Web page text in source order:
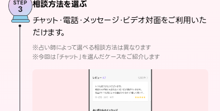
相談方法を選ぶ
チャット・電話・メッセージ・ビデオ対面をご利用いた
だけます。
※占い師によって選べる相談方法は異なります
※今回は「チャット」を選んだケースをご紹介します